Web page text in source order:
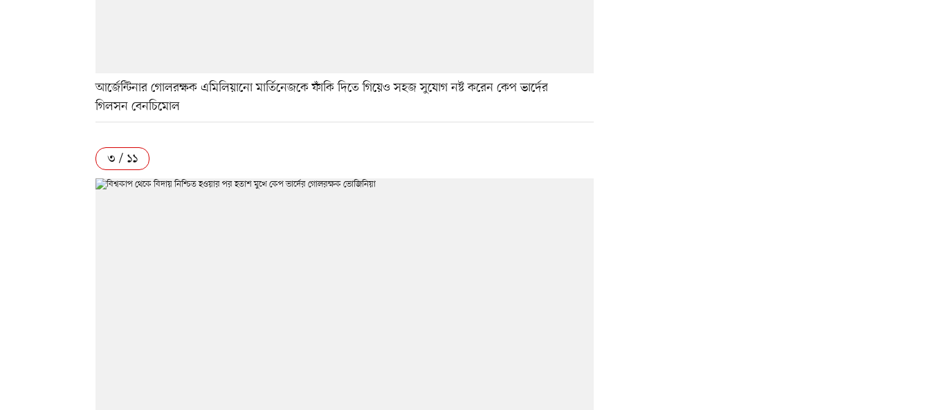
আর্জেন্টিনার গোলরক্ষক এমিলিয়ানো মার্তিনেজকে ফাঁকি দিতে গিয়েও সহজ সুযোগ নষ্ট করেন কেপ ভার্দের
গিলসন বেনচিমোল
৩ / ১১